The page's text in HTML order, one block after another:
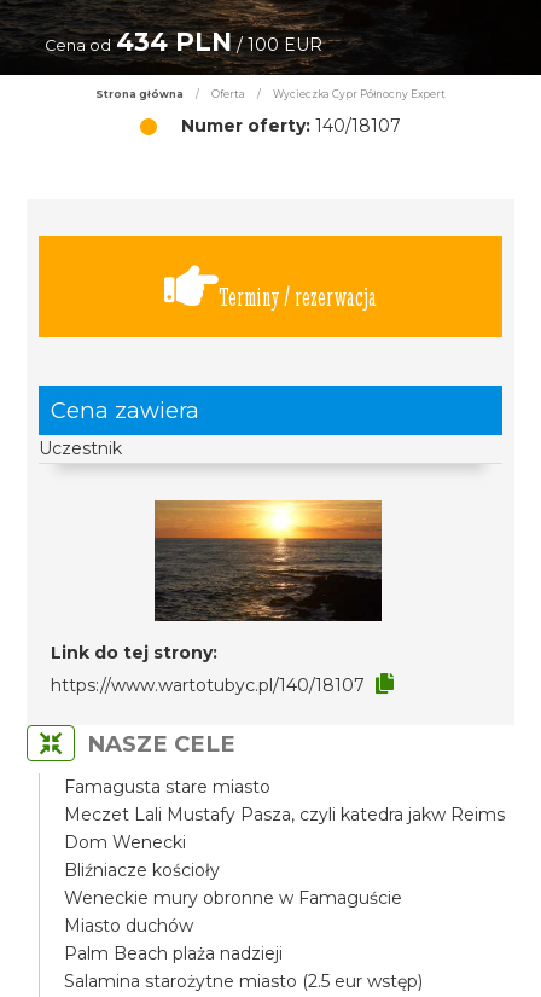
Cena od 434 PLN/ 100 EUR
Strona główna / Oferta / Wycieczka Cypr Północny Expert
Numer oferty: 140/18107
Terminy / rezerwacja
Cena zawiera
Uczestnik
Link do tej strony:
https://www.wartotubyc.pl/140/18107
NASZE CELE
Famagusta stare miasto
Meczet Lali Mustafy Pasza, czyli katedra jakw Reims
Dom Wenecki
Bliźniacze kościoły
Weneckie mury obronne w Famaguście
Miasto duchów
Palm Beach plaża nadzieji
Salamina starożytne miasto (2.5 eur wstęp)